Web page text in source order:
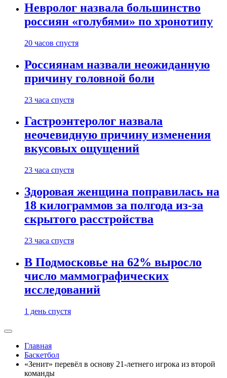
Невролог назвала большинство
россиян «голубями» по хронотипу
20 часов спустя
Россиянам назвали неожиданную
причину головной боли
23 часа спустя
Гастроэнтеролог назвала
неочевидную причину изменения
вкусовых ощущений
23 часа спустя
Здоровая женщина поправилась на
18 килограммов за полгода из-за
скрытого расстройства
23 часа спустя
В Подмосковье на 62% выросло
число маммографических
исследований
1 день спустя
Главная
Баскетбол
«Зенит» перевёл в основу 21-летнего игрока из второй
команды